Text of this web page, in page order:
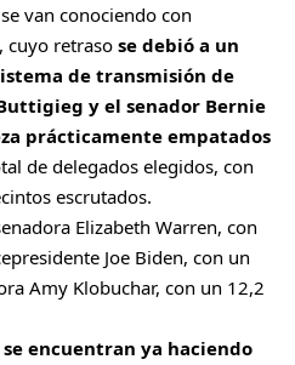
van conociendo con
cuyo retraso se debió a un
de transmisión de
y el senador Bernie
prácticamente empatados
de delegados elegidos, con
escrutados.
Elizabeth Warren, con
Joe Biden, con un
Amy Klobuchar, con un 12,2
se encuentran ya haciendo